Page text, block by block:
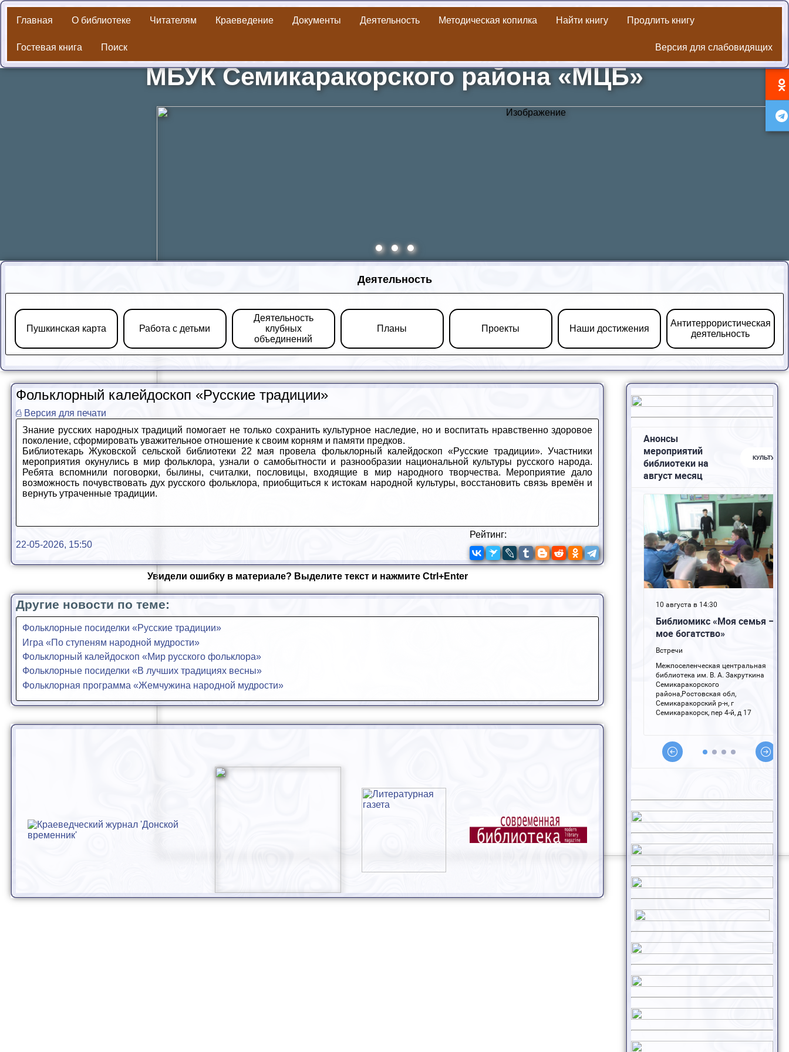
МБУК Семикаракорского района «МЦБ»
Главная О библиотеке Читателям Краеведение Документы Деятельность Методическая копилка Найти книгу Продлить книгу
Гостевая книга Поиск Версия для слабовидящих
Деятельность
Пушкинская карта Работа с детьми
Деятельность
клубных
объединений
Планы Проекты Наши достижения
Антитеррористическая
деятельность
Фольклорный калейдоскоп «Русские традиции»
⎙ Версия для печати
Знание русских народных традиций помогает не только сохранить культурное наследие, но и воспитать нравственно здоровое
поколение, сформировать уважительное отношение к своим корням и памяти предков.
Библиотекарь Жуковской сельской библиотеки 22 мая провела фольклорный калейдоскоп «Русские традиции». Участники
мероприятия окунулись в мир фольклора, узнали о самобытности и разнообразии национальной культуры русского народа.
Ребята вспомнили поговорки, былины, считалки, пословицы, входящие в мир народного творчества. Мероприятие дало
возможность почувствовать дух русского фольклора, приобщиться к истокам народной культуры, восстановить связь времён и
вернуть утраченные традиции.
22-05-2026, 15:50
Рейтинг:
Увидели ошибку в материале? Выделите текст и нажмите Ctrl+Enter
Другие новости по теме:
Фольклорные посиделки «Русские традиции»
Игра «По ступеням народной мудрости»
Фольклорный калейдоскоп «Мир русского фольклора»
Фольклорные посиделки «В лучших традициях весны»
Фольклорная программа «Жемчужина народной мудрости»